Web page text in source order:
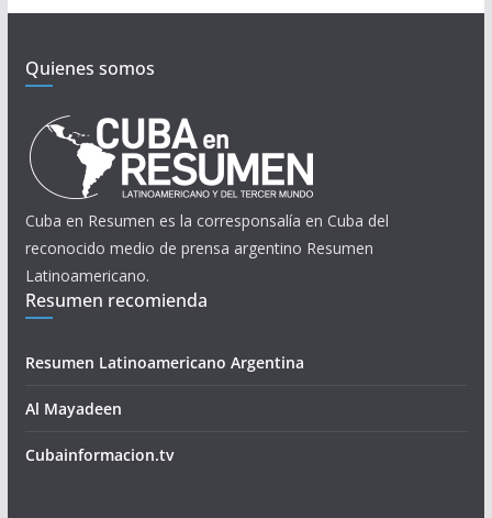
Quienes somos
Cuba en Resumen es la corresponsalía en Cuba del
reconocido medio de prensa argentino Resumen
Latinoamericano.
Resumen recomienda
Resumen Latinoamericano Argentina
Al Mayadeen
Cubainformacion.tv